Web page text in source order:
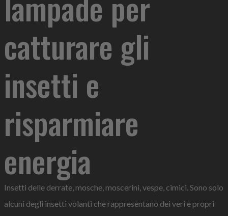
catturare gli
insetti e
risparmiare
energia
Insetti delle derrate, mosche, moscerini, vespe, cimici. Sono solo
alcuni degli insetti volanti che rappresentano dei veri e propri